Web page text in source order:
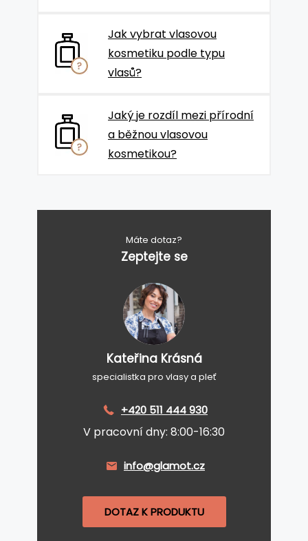
Jak vybrat vlasovou
kosmetiku podle typu
vlasů?
Jaký je rozdíl mezi přírodní
a běžnou vlasovou
kosmetikou?
Máte dotaz?
Zeptejte se
Kateřina Krásná
specialistka pro vlasy a pleť
+420 511 444 930
V pracovní dny: 8:00-16:30
info@glamot.cz
DOTAZ K PRODUKTU